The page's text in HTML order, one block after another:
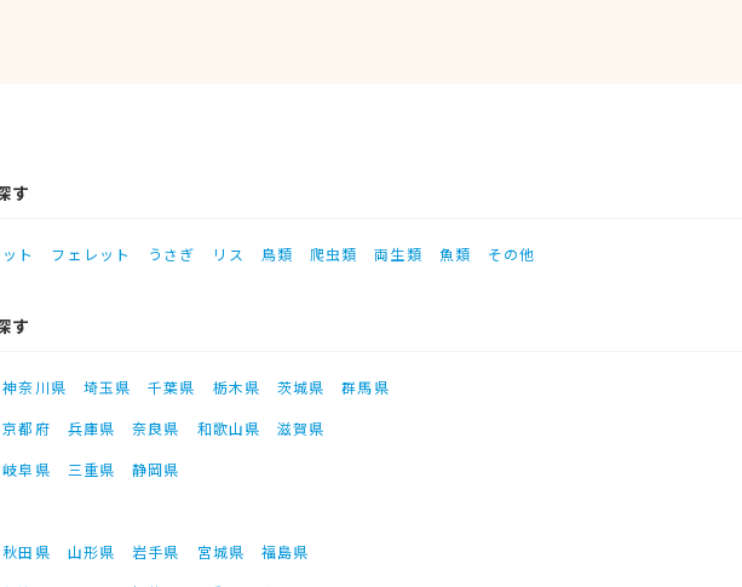
す
ト フェレット うさぎ リス 鳥類 爬虫類 両生類 魚類 その他
す
神奈川県 埼玉県 千葉県 栃木県 茨城県
群馬県
京都府 兵庫県 奈良県 和歌山県
滋賀県
岐阜県 三重県
静岡県
秋田県 山形県 岩手県 宮城県
福島県